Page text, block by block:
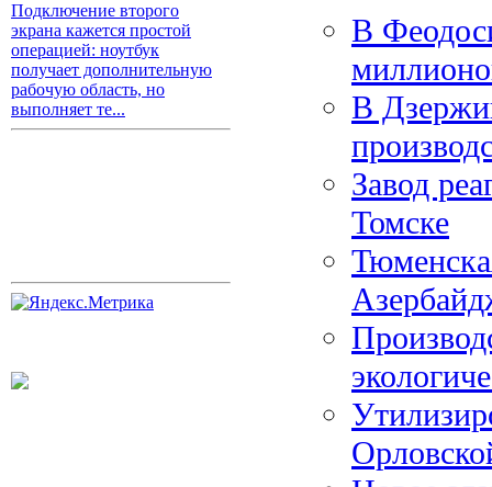
Подключение второго
экрана кажется простой
операцией: ноутбук
получает дополнительную
рабочую область, но
выполняет те...
В
В
Завод
Томске